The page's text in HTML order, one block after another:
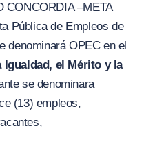
CONCORDIA –META
Pública de Empleos de
denominará OPEC en el
Igualdad, el Mérito y la
se denominara
(13) empleos,